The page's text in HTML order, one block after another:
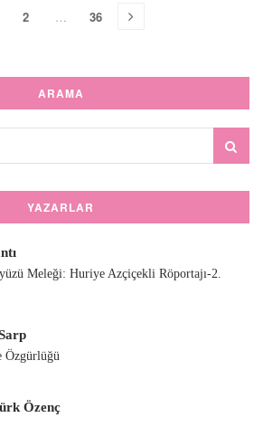
2 … 36
ARAMA
YAZARLAR
Meleği: Huriye Azçiçekli Röportajı-2.
Özgürlüğü
Özenç